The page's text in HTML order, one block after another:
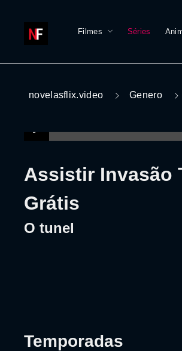
Filmes Séries
novelasflix.video Genero
Assistir Invasão
Grátis
O tunel
Temporadas